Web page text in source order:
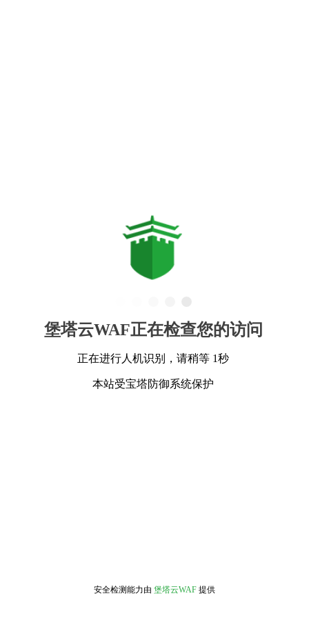
堡塔云WAF正在检查您的访问
正在进行人机识别，请稍等 1秒
本站受宝塔防御系统保护
安全检测能力由 堡塔云WAF 提供